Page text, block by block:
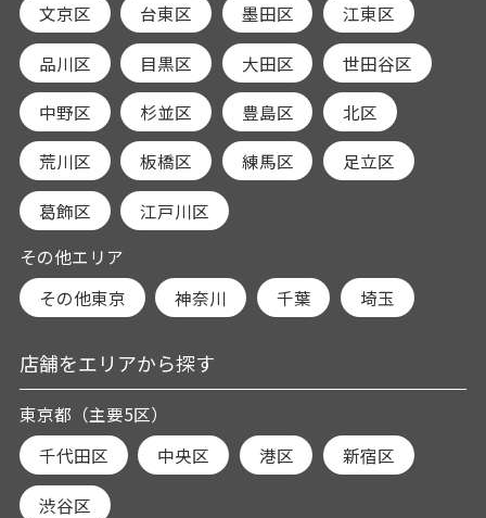
文京区
台東区 墨田区 江東区
品川区 目黒区 大田区 世田谷区
中野区 杉並区 豊島区 北区
荒川区 板橋区 練馬区 足立区
葛飾区
江戸川区
その他エリア
その他東京
神奈川 千葉 埼玉
店舗をエリアから探す
東京都（主要5区）
千代田区
中央区 港区 新宿区
渋谷区